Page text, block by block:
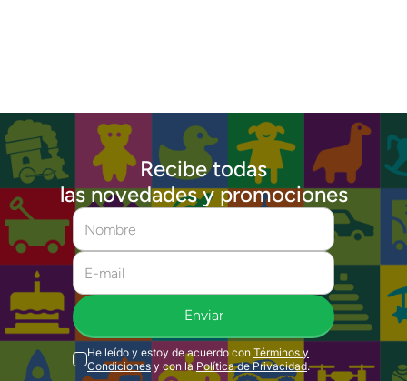
Recibe todas
las novedades y promociones
Enviar
He leído y estoy de acuerdo con Términos y
Condiciones y con la Política de Privacidad.